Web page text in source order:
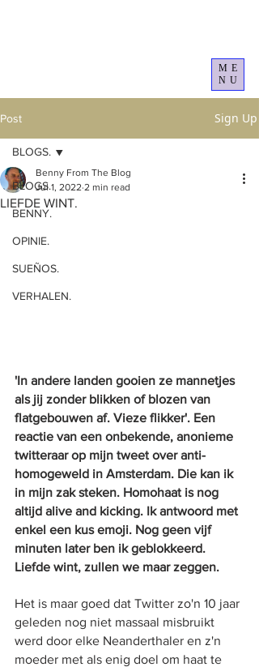
ME
NU
Post Sign Up
BLOGS.
BENNY.
OPINIE.
SUEÑOS.
VERHALEN.
BLOGS.
LIEFDE WINT.
Benny From The Blog
Jul 1, 2022 2 min read
'In andere landen gooien ze mannetjes
als jij zonder blikken of blozen van
flatgebouwen af. Vieze flikker'. Een
reactie van een onbekende, anonieme
twitteraar op mijn tweet over anti-
homogeweld in Amsterdam. Die kan ik
in mijn zak steken. Homohaat is nog
altijd alive and kicking. Ik antwoord met
enkel een kus emoji. Nog geen vijf
minuten later ben ik geblokkeerd.
Liefde wint, zullen we maar zeggen.
Het is maar goed dat Twitter zo'n 10 jaar
geleden nog niet massaal misbruikt
werd door elke Neanderthaler en z'n
moeder met als enig doel om haat te